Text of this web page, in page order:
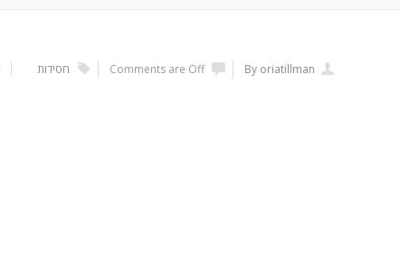
By oriatillman
Comments are Off חסידות